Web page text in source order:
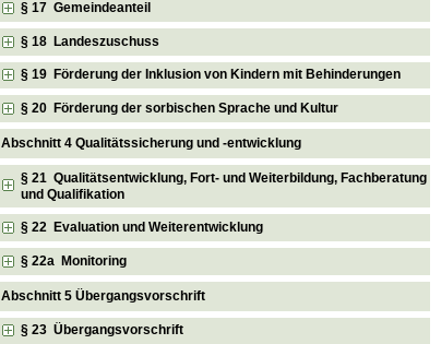
§ 17 Gemeindeanteil
§ 18 Landeszuschuss
§ 19 Förderung der Inklusion von Kindern mit Behinderungen
§ 20 Förderung der sorbischen Sprache und Kultur
Abschnitt 4 Qualitätssicherung und -entwicklung
§ 21 Qualitätsentwicklung, Fort- und Weiterbildung, Fachberatung
und Qualifikation
§ 22 Evaluation und Weiterentwicklung
§ 22a Monitoring
Abschnitt 5 Übergangsvorschrift
§ 23 Übergangsvorschrift